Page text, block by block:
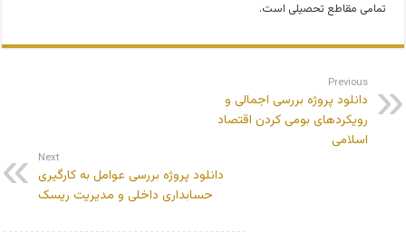
تمامی مقاطع تحصیلی است.
Previous
دانلود پروژه بررسی اجمالی و
رویکردهای بومی کردن اقتصاد
اسلامی
Next
دانلود پروژه بررسی عوامل به کارگیری
حسابداری داخلی و مدیریت ریسک